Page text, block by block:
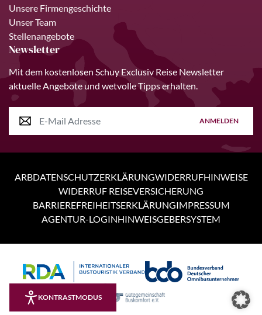
6 Tage
KONTRASTMODUS
Unsere Firmengeschichte
Unser Team
Stellenangebote
Newsletter
Mit dem kostenlosen Schuy Exclusiv Reise Newsletter
aktuelle Angebote und wetvolle Tipps erhalten.
ANMELDEN
ARBDATENSCHUTZERKLÄRUNGWIDERRUFHINWEISE
WIDERRUF REISEVERSICHERUNG
BARRIEREFREIHEITSERKLÄRUNGIMPRESSUM
AGENTUR-LOGINHINWEISGEBERSYSTEM